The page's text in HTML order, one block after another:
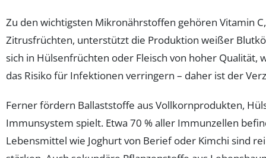
Zu den wichtigsten Mikronährstoffen gehören Vitamin
Zitrusfrüchten, unterstützt die Produktion weißer
sich in Hülsenfrüchten oder Fleisch von hoher
das Risiko für Infektionen verringern – daher ist der
Ferner fördern Ballaststoffe aus Vollkornprodukten,
Immunsystem spielt. Etwa 70 % aller Immunzellen
Lebensmittel wie Joghurt von Berief oder Kimchi sind